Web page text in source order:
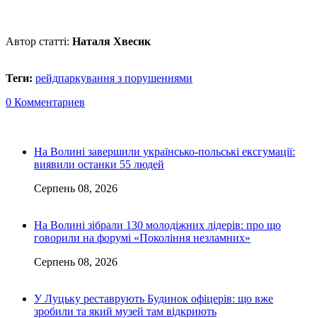
Автор статті: Наталя Хвесик
Теги: рейдпаркування з порушеннями
0 Комментариев
На Волині завершили українсько-польські ексгумації:
виявили останки 55 людей
Серпень 08, 2026
На Волині зібрали 130 молодіжних лідерів: про що
говорили на форумі «Покоління незламних»
Серпень 08, 2026
У Луцьку реставрують Будинок офіцерів: що вже
зробили та який музей там відкриють